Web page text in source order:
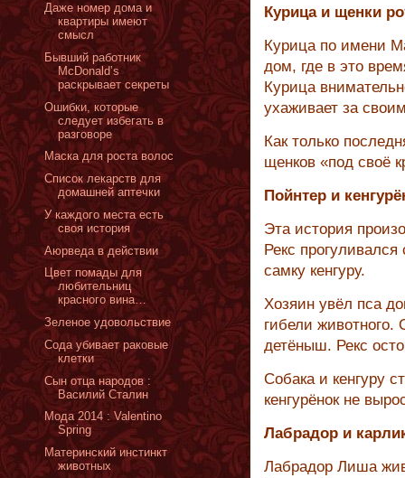
Курица и щенки
Курица по имени
дом, где в это
Курица
ухаживает за
Как только
щенков «под своё
Пойнтер и
Эта история
Рекс
самку кенгуру.
Хозяин увёл пса
гибели животного.
детёныш. Рекс
Собака и кенгуру
кенгурёнок не
Лабрадор и
Лабрадор Лиша
Даже номер дома и
квартиры имеют
смысл
Бывший работник
McDonald’s
раскрывает секреты
Ошибки, которые
следует избегать в
разговоре
Маска для роста волос
Список лекарств для
домашней аптечки
У каждого места есть
своя история
Аюрведа в действии
Цвет помады для
любительниц
красного вина…
Зеленое удовольствие
Сода убивает раковые
клетки
Сын отца народов :
Василий Сталин
Мода 2014 : Valentino
Spring
Материнский инстинкт
животных